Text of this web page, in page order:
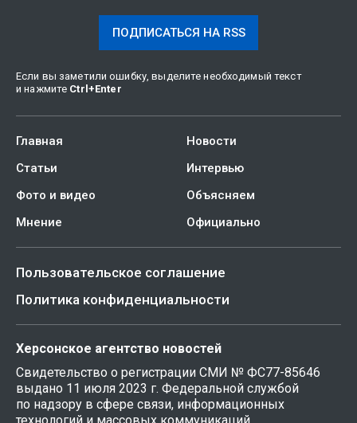
ПОДПИСАТЬСЯ НА RSS
Если вы заметили ошибку, выделите необходимый текст
и нажмите Ctrl +Enter
Главная
Новости
Статьи
Интервью
Фото и видео
Объясняем
Мнение
Официально
Пользовательское соглашение
Политика конфиденциальности
Херсонское агентство новостей
Свидетельство о регистрации СМИ № ФС77-85646
выдано 11 июля 2023 г. Федеральной службой
по надзору в сфере связи, информационных